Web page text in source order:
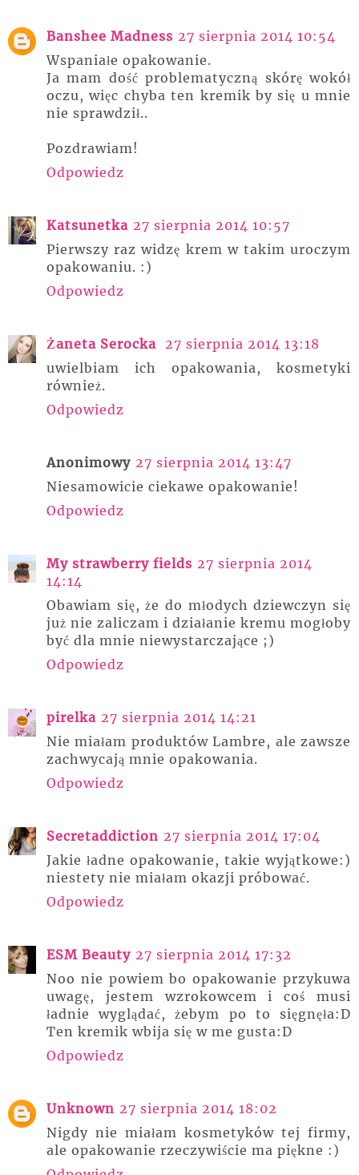
Banshee Madness 27 sierpnia 2014 10:54
Wspaniałe opakowanie.
Ja mam dość problematyczną skórę wokół
oczu, więc chyba ten kremik by się u mnie
nie sprawdził..
Pozdrawiam!
Odpowiedz
Katsunetka 27 sierpnia 2014 10:57
Pierwszy raz widzę krem w takim uroczym
opakowaniu. :)
Odpowiedz
Żaneta Serocka 27 sierpnia 2014 13:18
uwielbiam ich opakowania, kosmetyki
również.
Odpowiedz
Anonimowy 27 sierpnia 2014 13:47
Niesamowicie ciekawe opakowanie!
Odpowiedz
My strawberry fields 27 sierpnia 2014
14:14
Obawiam się, że do młodych dziewczyn się
już nie zaliczam i działanie kremu mogłoby
być dla mnie niewystarczające ;)
Odpowiedz
pirelka 27 sierpnia 2014 14:21
Nie miałam produktów Lambre, ale zawsze
zachwycają mnie opakowania.
Odpowiedz
Secretaddiction 27 sierpnia 2014 17:04
Jakie ładne opakowanie, takie wyjątkowe:)
niestety nie miałam okazji próbować.
Odpowiedz
ESM Beauty 27 sierpnia 2014 17:32
Noo nie powiem bo opakowanie przykuwa
uwagę, jestem wzrokowcem i coś musi
ładnie wyglądać, żebym po to sięgnęła:D
Ten kremik wbija się w me gusta:D
Odpowiedz
Unknown 27 sierpnia 2014 18:02
Nigdy nie miałam kosmetyków tej firmy,
ale opakowanie rzeczywiście ma piękne :)